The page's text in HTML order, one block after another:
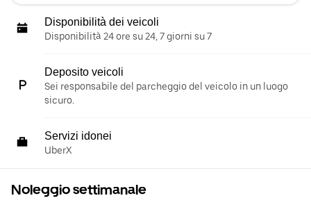
Disponibilità dei veicoli
Disponibilità 24 ore su 24, 7 giorni su 7
Deposito veicoli
Sei responsabile del parcheggio del veicolo in un luogo
sicuro.
Servizi idonei
UberX
Noleggio settimanale